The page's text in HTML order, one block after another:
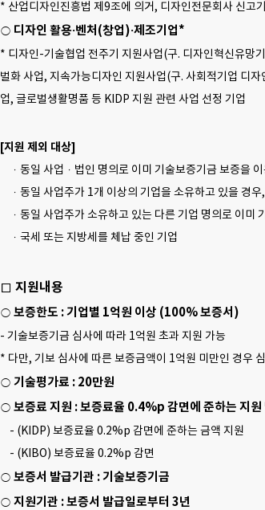
* 산업디자인진흥법 제9조에 의거, 디자인전문회사 신고
○ 디자인 활용·벤처(창업)·제조기업*
* 디자인-기술협업 전주기 지원사업(구. 디자인혁신유망
벌화 사업, 지속가능디자인 지원사업(구. 사회적기업 디
업, 글로벌생활명품 등 KIDP 지원 관련 사업 선정 기업
[지원 제외 대상]
ㆍ동일 사업ㆍ법인 명의로 이미 기술보증기금 보증을 이
ㆍ동일 사업주가 1개 이상의 기업을 소유하고 있을 경
ㆍ동일 사업주가 소유하고 있는 다른 기업 명의로 이미
ㆍ국세 또는 지방세를 체납 중인 기업
□ 지원내용
○ 보증한도 : 기업별 1억원 이상 (100% 보증서)
- 기술보증기금 심사에 따라 1억원 초과 지원 가능
* 다만, 기보 심사에 따른 보증금액이 1억원 미만인 경우
○ 기술평가료 : 20만원
○ 보증료 지원 : 보증료율 0.4%p 감면에 준하는 지원
- (KIDP) 보증료율 0.2%p 감면에 준하는 금액 지원
- (KIBO) 보증료율 0.2%p 감면
○ 보증서 발급기관 : 기술보증기금
○ 지원기관 : 보증서 발급일로부터 3년